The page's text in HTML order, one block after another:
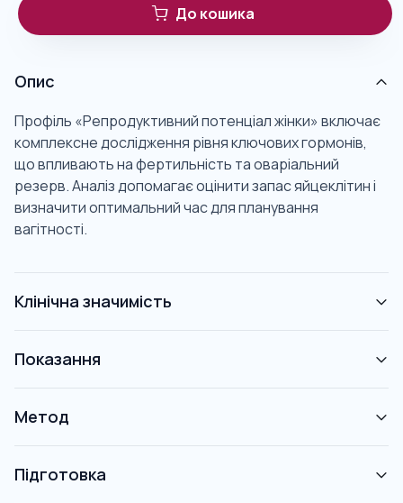
До кошика
Опис
Профіль «Репродуктивний потенціал жінки» включає
комплексне дослідження рівня ключових гормонів,
що впливають на фертильність та оваріальний
резерв. Аналіз допомагає оцінити запас яйцеклітин і
визначити оптимальний час для планування
вагітності.
Клінічна значимість
Показання
Метод
Підготовка